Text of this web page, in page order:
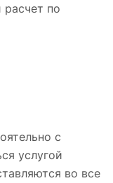
расчет по
с
услугой
во все